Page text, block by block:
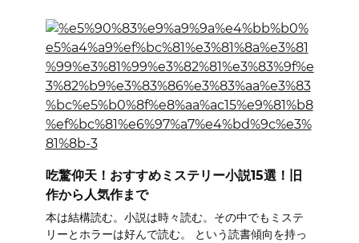
吃驚仰天！おすすめミステリー小説15選！旧
作から人気作まで
本は結構読む。小説は時々読む。その中でもミステ
リーとホラーは好んで読む。 という読書傾向を持っ